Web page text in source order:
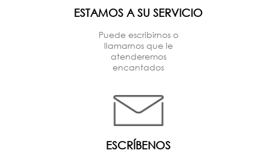
ESTAMOS A SU SERVICIO
Puede escribirnos o
llamarnos que le
atenderemos
encantados
ESCRÍBENOS